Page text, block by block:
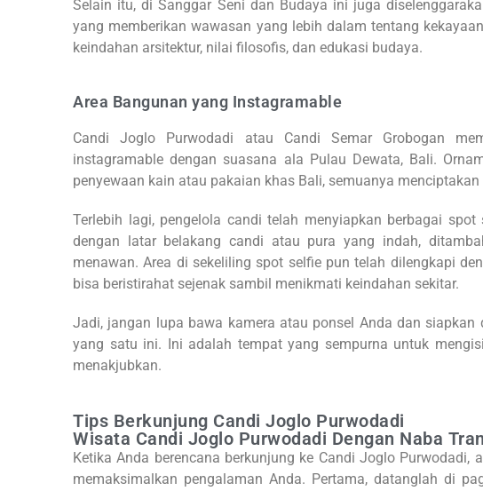
Selain itu, di Sanggar Seni dan Budaya ini juga
yang memberikan wawasan yang lebih dalam tentang
keindahan arsitektur, nilai filosofis, dan edukasi budaya.
Area Bangunan yang Instagramable
Candi Joglo Purwodadi atau Candi Semar Grobogan
instagramable dengan suasana ala Pulau Dewata, Bali.
penyewaan kain atau pakaian khas Bali, semuanya
Terlebih lagi, pengelola candi telah menyiapkan berbagai
dengan latar belakang candi atau pura yang indah,
menawan. Area di sekeliling spot selfie pun telah dilengkapi
bisa beristirahat sejenak sambil menikmati keindahan sekitar.
Jadi, jangan lupa bawa kamera atau ponsel Anda dan
yang satu ini. Ini adalah tempat yang sempurna untuk
menakjubkan.
Tips Berkunjung Candi Joglo Purwodadi
Wisata Candi Joglo Purwodadi Dengan Naba
Ketika Anda berencana berkunjung ke Candi Joglo
memaksimalkan pengalaman Anda. Pertama, datanglah di